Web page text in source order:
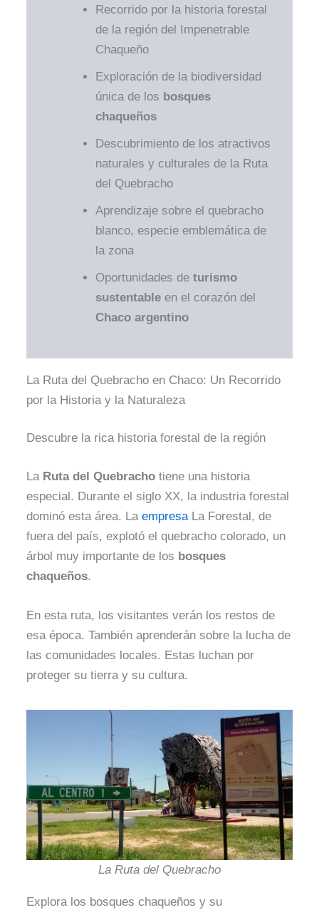
Recorrido por la historia forestal
de la región del Impenetrable
Chaqueño
Exploración de la biodiversidad
única de los bosques
chaqueños
Descubrimiento de los atractivos
naturales y culturales de la Ruta
del Quebracho
Aprendizaje sobre el quebracho
blanco, especie emblemática de
la zona
Oportunidades de turismo
sustentableen el corazón del
Chaco argentino
La Ruta del Quebracho en Chaco: Un Recorrido
por la Historia y la Naturaleza
Descubre la rica historia forestal de la región
La Ruta del Quebracho tiene una historia
especial. Durante el siglo XX, la industria forestal
dominó esta área. La empresa La Forestal, de
fuera del país, explotó el quebracho colorado, un
árbol muy importante de los bosques
chaqueños.
En esta ruta, los visitantes verán los restos de
esa época. También aprenderán sobre la lucha de
las comunidades locales. Estas luchan por
proteger su tierra y su cultura.
La Ruta del Quebracho
Explora los bosques chaqueños y su